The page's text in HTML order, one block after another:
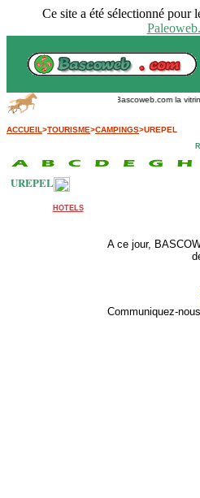
Ce site a été sélectionné pour
Bascoweb.com la
ACCUEIL>TOURISME>CAMPINGS>UREPEL
UREPEL
HOTELS
A ce jour,
Communiquez-